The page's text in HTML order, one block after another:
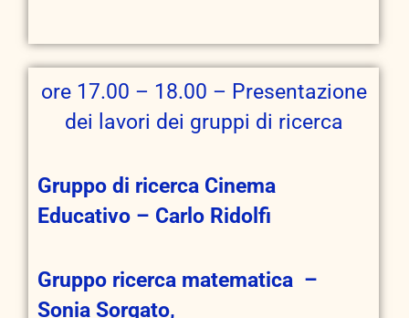
ore 17.00 – 18.00 – Presentazione
dei lavori dei gruppi di ricerca
Gruppo di ricerca Cinema
Educativo – Carlo Ridolfi
Gruppo ricerca matematica –
Sonia Sorgato,